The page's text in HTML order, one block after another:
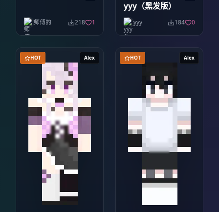
师傅的 218 1
yyy（黑发版）
yyy 184 0
Alex
HOT Alex
HOT